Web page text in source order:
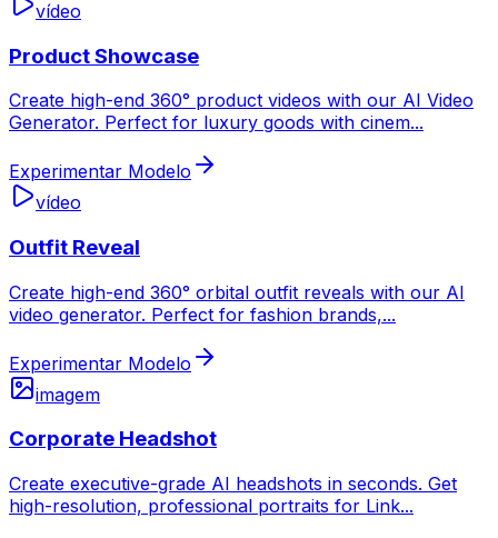
vídeo
Product Showcase
Create high-end 360° product videos with our AI Video
Generator. Perfect for luxury goods with cinem...
Experimentar Modelo
vídeo
Outfit Reveal
Create high-end 360° orbital outfit reveals with our AI
video generator. Perfect for fashion brands,...
Experimentar Modelo
imagem
Corporate Headshot
Create executive-grade AI headshots in seconds. Get
high-resolution, professional portraits for Link...